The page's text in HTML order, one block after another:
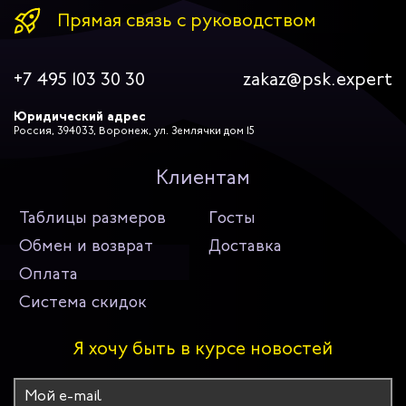
Прямая связь с руководством
+7 495 103 30 30 zakaz@psk.expert
Юридический адрес
Россия, 394033, Воронеж, ул. Землячки дом 15
Клиентам
Таблицы размеров
Госты
Обмен и возврат
Доставка
Оплата
Система скидок
Я хочу быть в курсе новостей